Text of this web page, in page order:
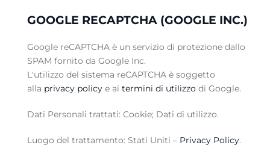
GOOGLE RECAPTCHA (GOOGLE INC.)
Google reCAPTCHA è un servizio di protezione dallo
SPAM fornito da Google Inc.
L'utilizzo del sistema reCAPTCHA è soggetto
alla privacy policy e ai termini di utilizzo di Google.
Dati Personali trattati: Cookie; Dati di utilizzo.
Luogo del trattamento: Stati Uniti – Privacy Policy.